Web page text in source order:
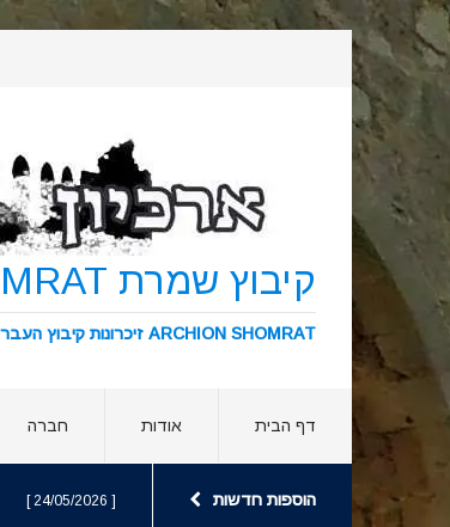
קיבוץ שמרת KIBBUTZ SHOMRAT
ARCHION SHOMRAT זיכרונות קיבוץ העבר שמירה לעתיד ארכיון שמרת
דף הבית אודות חברה
הוספות חדשות [ 24/05/2026 ]